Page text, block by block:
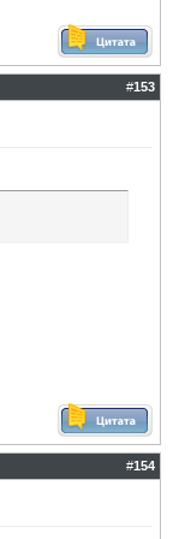
#153
#154